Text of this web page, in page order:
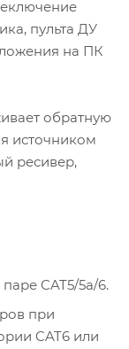
пульта ДУ
на ПК
обратную
источником
ресивер,
CAT5/5a/6.
при
CAT6 или